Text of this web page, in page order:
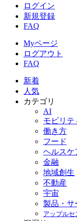
ログイン
新規登録
FAQ
Myページ
ログアウト
FAQ
新着
人気
カテゴリ
AI
モビリテ
働き方
フード
ヘルスケ
金融
地域創生
不動産
宇宙
製品・サ
アップルセ